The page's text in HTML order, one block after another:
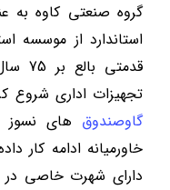
گروه صنعتی کاوه به
استاندارد از موسسه
تجهیزات اداری شروع
گاوصندوق های نسوز
خاورمیانه ادامه کار
دارای شهرت خاصی در